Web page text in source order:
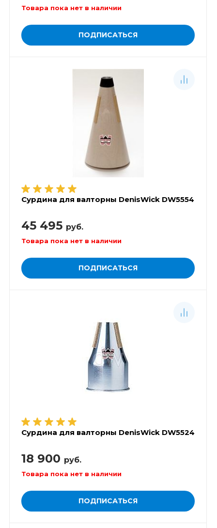
Товара пока нет в наличии
ПОДПИСАТЬСЯ
Сурдина для валторны DenisWick DW5554
45 495 руб.
Товара пока нет в наличии
ПОДПИСАТЬСЯ
Сурдина для валторны DenisWick DW5524
18 900 руб.
Товара пока нет в наличии
ПОДПИСАТЬСЯ